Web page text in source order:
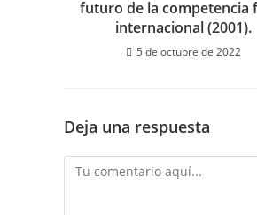
futuro de la competencia
internacional (2001).
5 de octubre de 2022
Deja una respuesta